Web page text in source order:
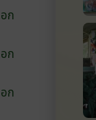
ก
ก
ก